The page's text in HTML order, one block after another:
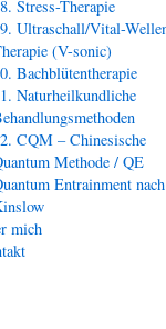
Stress-Therapie
Ultraschall/Vital-
(V-sonic)
Bachblütentherapie
Naturheilkundliche
CQM – Chinesische
Methode / QE
Entrainment nach
mich